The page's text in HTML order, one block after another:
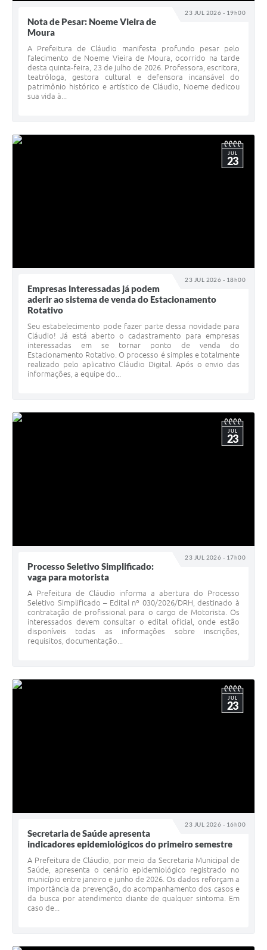
23 JUL 2026 - 19h00
Nota de Pesar: Noeme Vieira de
Moura
A Prefeitura de Cláudio manifesta profundo pesar pelo
falecimento de Noeme Vieira de Moura, ocorrido na tarde
desta quinta-feira, 23 de julho de 2026. Professora, escritora,
teatróloga, gestora cultural e defensora incansável do
patrimônio histórico e artístico de Cláudio, Noeme dedicou
sua vida à...
23 JUL 2026 - 18h00
JUL
23
Empresas interessadas já podem
aderir ao sistema de venda do Estacionamento
Rotativo
Seu estabelecimento pode fazer parte dessa novidade para
Cláudio! Já está aberto o cadastramento para empresas
interessadas em se tornar ponto de venda do
Estacionamento Rotativo. O processo é simples e totalmente
realizado pelo aplicativo Cláudio Digital. Após o envio das
informações, a equipe do...
23 JUL 2026 - 17h00
JUL
23
Processo Seletivo Simplificado:
vaga para motorista
A Prefeitura de Cláudio informa a abertura do Processo
Seletivo Simplificado – Edital nº 030/2026/DRH, destinado à
contratação de profissional para o cargo de Motorista. Os
interessados devem consultar o edital oficial, onde estão
disponíveis todas as informações sobre inscrições,
requisitos, documentação...
23 JUL 2026 - 16h00
JUL
23
Secretaria de Saúde apresenta
indicadores epidemiológicos do primeiro semestre
A Prefeitura de Cláudio, por meio da Secretaria Municipal de
Saúde, apresenta o cenário epidemiológico registrado no
município entre janeiro e junho de 2026. Os dados reforçam a
importância da prevenção, do acompanhamento dos casos e
da busca por atendimento diante de qualquer sintoma. Em
caso de...